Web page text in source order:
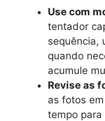
Use com
tentador
sequência,
quando
acumule
Revise as
as fotos
tempo para